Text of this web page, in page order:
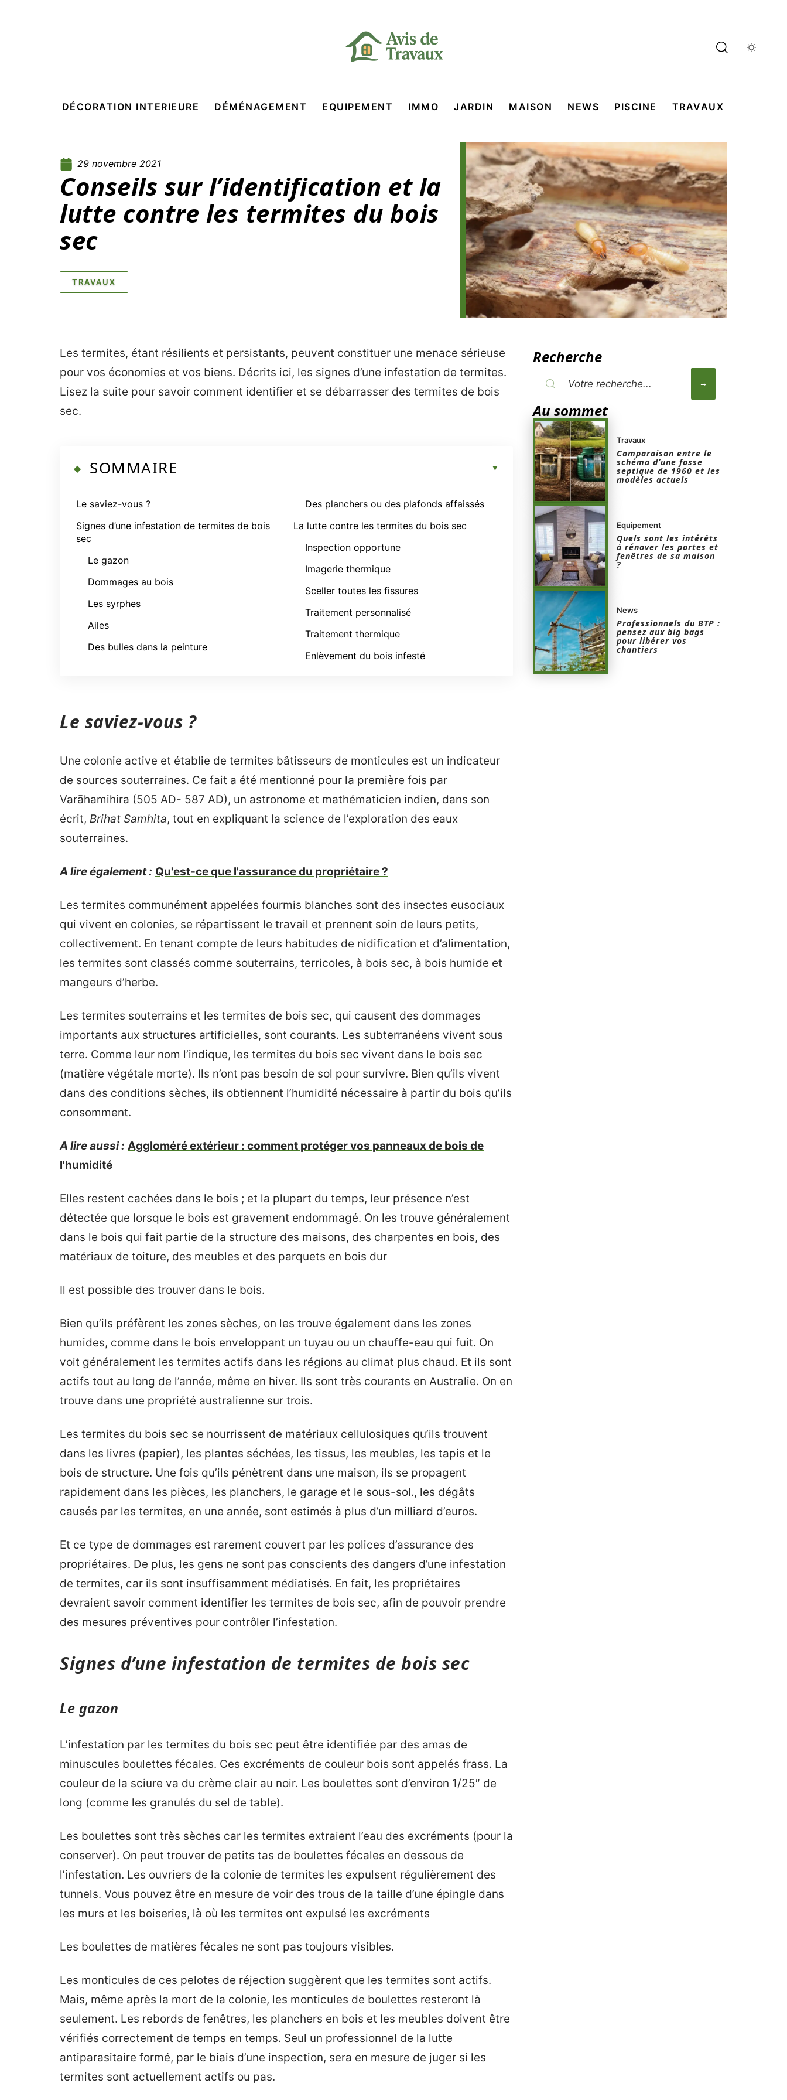
DÉCORATION INTERIEURE DÉMÉNAGEMENT EQUIPEMENT IMMO JARDIN MAISON NEWS PISCINE TRAVAUX
29 novembre 2021
Conseils sur l’identification et la
lutte contre les termites du bois
sec
TRAVAUX
Les termites, étant résilients et persistants, peuvent constituer une menace sérieuse
pour vos économies et vos biens. Décrits ici, les signes d’une infestation de termites.
Lisez la suite pour savoir comment identifier et se débarrasser des termites de bois
sec.
SOMMAIRE
Le saviez-vous ?
Signes d’une infestation de termites de bois
sec
Le gazon
Dommages au bois
Les syrphes
Ailes
Des bulles dans la peinture
Des planchers ou des plafonds affaissés
La lutte contre les termites du bois sec
Inspection opportune
Imagerie thermique
Sceller toutes les fissures
Traitement personnalisé
Traitement thermique
Enlèvement du bois infesté
Le saviez-vous ?
Une colonie active et établie de termites bâtisseurs de monticules est un indicateur
de sources souterraines. Ce fait a été mentionné pour la première fois par
Varāhamihira (505 AD- 587 AD), un astronome et mathématicien indien, dans son
écrit, Brihat Samhita, tout en expliquant la science de l’exploration des eaux
souterraines.
A lire également : Qu'est-ce que l'assurance du propriétaire ?
Les termites communément appelées fourmis blanches sont des insectes eusociaux
qui vivent en colonies, se répartissent le travail et prennent soin de leurs petits,
collectivement. En tenant compte de leurs habitudes de nidification et d’alimentation,
les termites sont classés comme souterrains, terricoles, à bois sec, à bois humide et
mangeurs d’herbe.
Les termites souterrains et les termites de bois sec, qui causent des dommages
importants aux structures artificielles, sont courants. Les subterranéens vivent sous
terre. Comme leur nom l’indique, les termites du bois sec vivent dans le bois sec
(matière végétale morte). Ils n’ont pas besoin de sol pour survivre. Bien qu’ils vivent
dans des conditions sèches, ils obtiennent l’humidité nécessaire à partir du bois qu’ils
consomment.
A lire aussi : Aggloméré extérieur : comment protéger vos panneaux de bois de
l'humidité
Elles restent cachées dans le bois ; et la plupart du temps, leur présence n’est
détectée que lorsque le bois est gravement endommagé. On les trouve généralement
dans le bois qui fait partie de la structure des maisons, des charpentes en bois, des
matériaux de toiture, des meubles et des parquets en bois dur
Il est possible des trouver dans le bois.
Bien qu’ils préfèrent les zones sèches, on les trouve également dans les zones
humides, comme dans le bois enveloppant un tuyau ou un chauffe-eau qui fuit. On
voit généralement les termites actifs dans les régions au climat plus chaud. Et ils sont
actifs tout au long de l’année, même en hiver. Ils sont très courants en Australie. On en
trouve dans une propriété australienne sur trois.
Les termites du bois sec se nourrissent de matériaux cellulosiques qu’ils trouvent
dans les livres (papier), les plantes séchées, les tissus, les meubles, les tapis et le
bois de structure. Une fois qu’ils pénètrent dans une maison, ils se propagent
rapidement dans les pièces, les planchers, le garage et le sous-sol., les dégâts
causés par les termites, en une année, sont estimés à plus d’un milliard d’euros.
Et ce type de dommages est rarement couvert par les polices d’assurance des
propriétaires. De plus, les gens ne sont pas conscients des dangers d’une infestation
de termites, car ils sont insuffisamment médiatisés. En fait, les propriétaires
devraient savoir comment identifier les termites de bois sec, afin de pouvoir prendre
des mesures préventives pour contrôler l’infestation.
Signes d’une infestation de termites de bois sec
Le gazon
L’infestation par les termites du bois sec peut être identifiée par des amas de
minuscules boulettes fécales. Ces excréments de couleur bois sont appelés frass. La
couleur de la sciure va du crème clair au noir. Les boulettes sont d’environ 1/25″ de
long (comme les granulés du sel de table).
Les boulettes sont très sèches car les termites extraient l’eau des excréments (pour la
conserver). On peut trouver de petits tas de boulettes fécales en dessous de
l’infestation. Les ouvriers de la colonie de termites les expulsent régulièrement des
tunnels. Vous pouvez être en mesure de voir des trous de la taille d’une épingle dans
les murs et les boiseries, là où les termites ont expulsé les excréments
Les boulettes de matières fécales ne sont pas toujours visibles.
Les monticules de ces pelotes de réjection suggèrent que les termites sont actifs.
Mais, même après la mort de la colonie, les monticules de boulettes resteront là
seulement. Les rebords de fenêtres, les planchers en bois et les meubles doivent être
vérifiés correctement de temps en temps. Seul un professionnel de la lutte
antiparasitaire formé, par le biais d’une inspection, sera en mesure de juger si les
termites sont actuellement actifs ou pas.
Recherche
Au sommet
Travaux
Comparaison entre le
schéma d’une fosse
septique de 1960 et les
modèles actuels
Equipement
Quels sont les intérêts
à rénover les portes et
fenêtres de sa maison
?
News
Professionnels du BTP :
pensez aux big bags
pour libérer vos
chantiers